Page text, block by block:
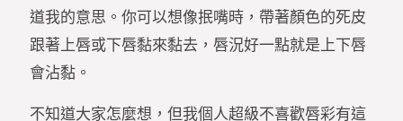
道我的意思。你可以想像抿嘴時，帶著顏色的死皮
跟著上唇或下唇黏來黏去，唇況好一點就是上下唇
會沾黏。
不知道大家怎麼想，但我個人超級不喜歡唇彩有這